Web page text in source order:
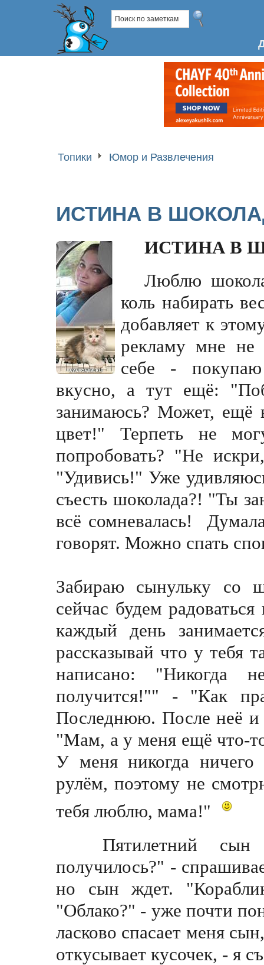
Топики Юмор и Развлечения
ИСТИНА В
ИСТИНА В
Люблю
коль набирать
добавляет к
рекламу мне не
себе -
вкусно, а тут ещё:
занимаюсь? Может, ещё
цвет!" Терпеть не
попробовать? "Не искри
"Удивись!" Уже
съесть шоколада?! "Ты
всё сомневалась!
говорят. Можно спать
Забираю сынульку со
сейчас будем
каждый день
рассказывай что у
написано: "Никогда
получится!"" - "Как
Последнюю. После неё и
"Мам, а у меня ещё что-
У меня никогда
рулём, поэтому не
тебя люблю, мама!"
Пятилетний
получилось?" -
но сын ждет.
"Облако?" - уже почти
ласково спасает меня
откусывает кусочек, - я